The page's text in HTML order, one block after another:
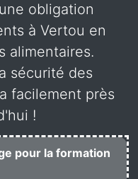
obligation
à Vertou en
alimentaires.
sécurité des
facilement près
!
pour la formation